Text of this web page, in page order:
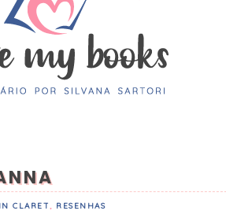
CLARET RESENHAS